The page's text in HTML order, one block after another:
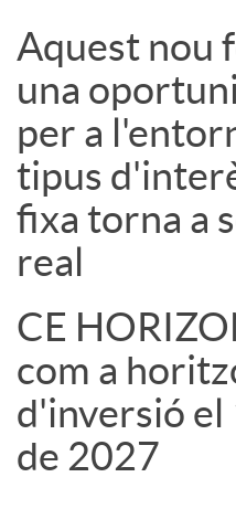
a
l
s
Aquest nou
una
per a
tipus
fixa torna a
real
CE
com a
d'inversió el
de 2027